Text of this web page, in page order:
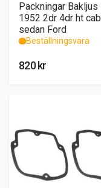
Packningar Bakljus
1952 2dr 4dr ht cab
sedan Ford
Beställningsvara
820 kr